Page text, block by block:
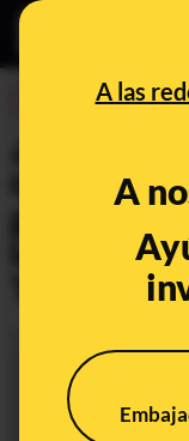
A las
A
¿Qué
que afirma
la UCI en
Terrassa